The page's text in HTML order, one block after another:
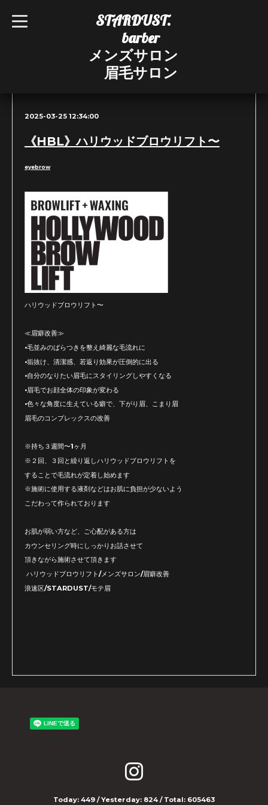
STARDUST.
barber
メンズサロン
眉毛サロン
t
o
ブログ
2025-03-25 12:34:00
《HBL》ハリウッドブロウリフト〜
eyebrow
ハリウッドブロウリフト〜
≪眉癖改善≫
•毛並みのばらつきを整え綺麗な毛流れに
•垢抜け、清潔感、若返り効果が圧倒的に出る
•自分のなりたい眉毛にスタイリングしやすくなる
•眉毛でお顔全体の印象が変わる
•色々な角度に生えている癖で、下がり眉、こまり眉
眉毛のコンプレックスの改善
※持ち３週間〜1ヶ月
※２回、３回と繰り返しハリウッドブロウリフトを
することで毛流れが定着し始めます
※施術に使用する液剤などはお肌に負担が少ないよう
こだわって作られております
お肌が弱い方など、ご心配がある方は
カウンセリング時にしっかりお話させて
頂きながら施術させて頂きます
ハリウッドブロウリフト/メンズサロン/眉癖改善
浪速区/STARDUST/モテ眉
Today: 449 / Yesterday: 824 / Total: 605463